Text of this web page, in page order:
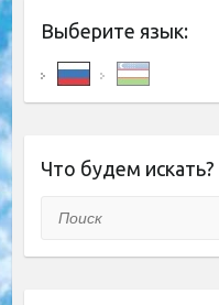
Выберите язык:
Что будем искать?
Поиск